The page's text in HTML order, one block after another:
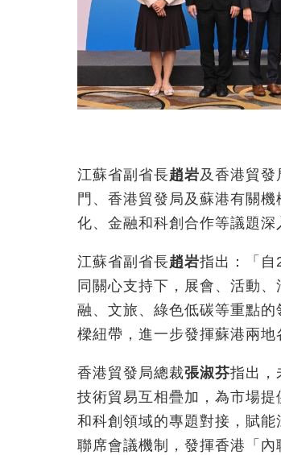
江蘇省副省長趙岩及香港貿發
門、香港貿發局及蘇港有關
化、金融和科創合作等議題深
江蘇省副省長趙岩指出：「自
同關心支持下，展會、活動
融、文旅、綠色低碳等重點
樑紐帶，進一步發揮蘇港兩地
香港貿發局總裁張淑芬指出，
技術貿易互相疊加，為市場
和科創領域的專題對接，賦
聯席會議機制，發揮香港「內